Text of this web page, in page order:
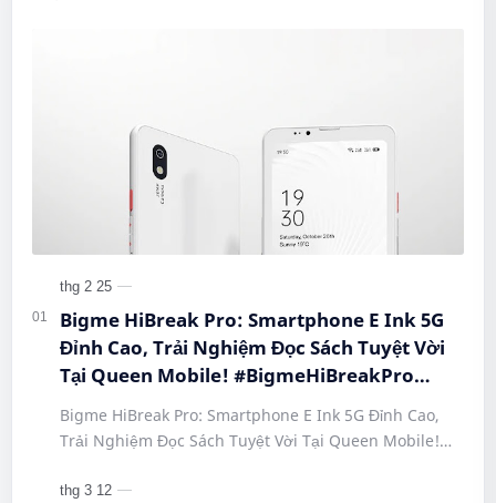
Bigme HiBreak Pro: Smartphone E Ink 5G
Đỉnh Cao, Trải Nghiệm Đọc Sách Tuyệt Vời
Tại Queen Mobile! #BigmeHiBreakPro
#SmartphoneEInk #QueenMobile
#HiBreakPro5G #DienThoaiDocSach
#CongNgheMoi #MuaSamThongMinh
#EInkPhone #5GSmartphone
Bigme HiBreak Pro: Smartphone E Ink 5G Đỉnh Cao,
Trải Nghiệm Đọc Sách Tuyệt Vời Tại Queen Mobile!
#Hi…